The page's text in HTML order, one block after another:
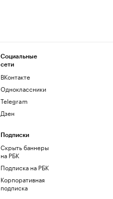
Социальные
сети
ВКонтакте
Одноклассники
Telegram
Дзен
Подписки
Скрыть баннеры
на РБК
Подписка на РБК
Корпоративная
подписка